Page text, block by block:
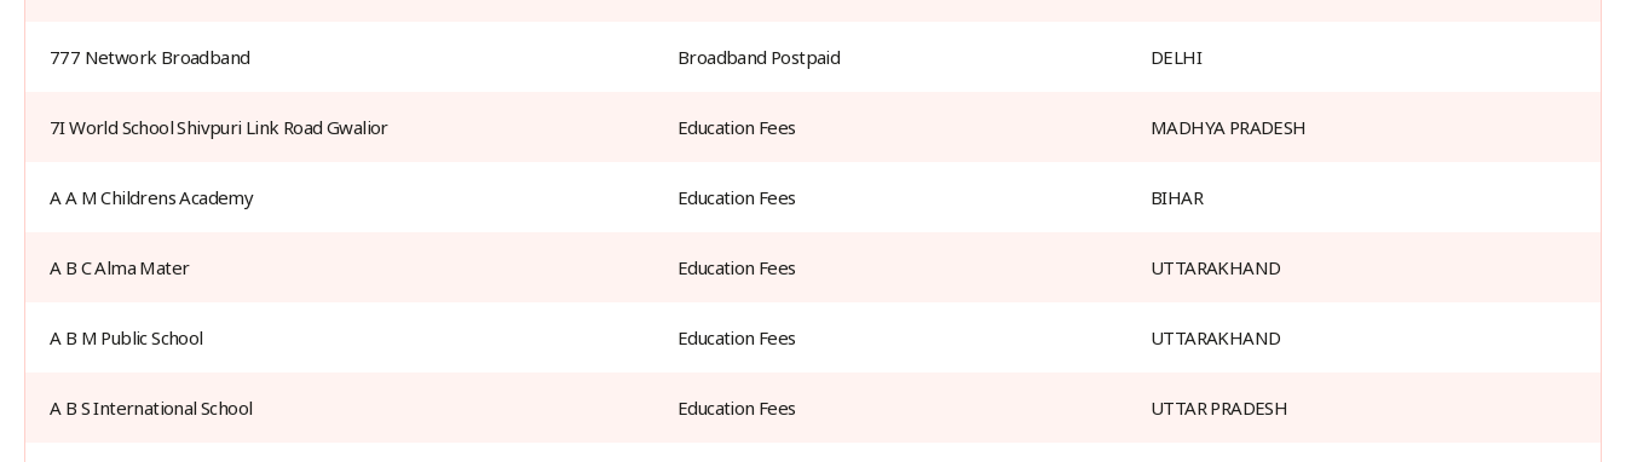
777 Network Broadband Broadband Postpaid DELHI
7I World School Shivpuri Link Road Gwalior Education Fees MADHYA PRADESH
A A M Childrens Academy Education Fees BIHAR
A B C Alma Mater Education Fees UTTARAKHAND
A B M Public School Education Fees UTTARAKHAND
A B S International School Education Fees UTTAR PRADESH